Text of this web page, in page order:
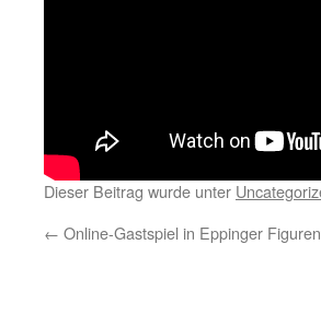
Dieser Beitrag wurde unter
← Online-Gastspiel in Eppinger